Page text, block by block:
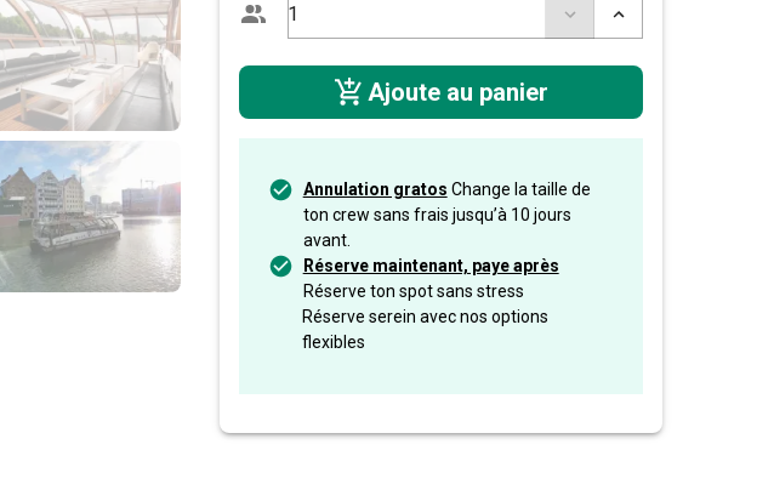
Ajoute au panier
Annulation gratos Change la taille de
ton crew sans frais jusqu’à 10 jours
avant.
Réserve maintenant, paye après
Réserve ton spot sans stress
Réserve serein avec nos options
flexibles